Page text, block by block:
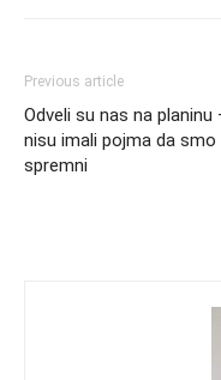
Previous article
Odveli su nas na planinu
nisu imali pojma da smo
spremni